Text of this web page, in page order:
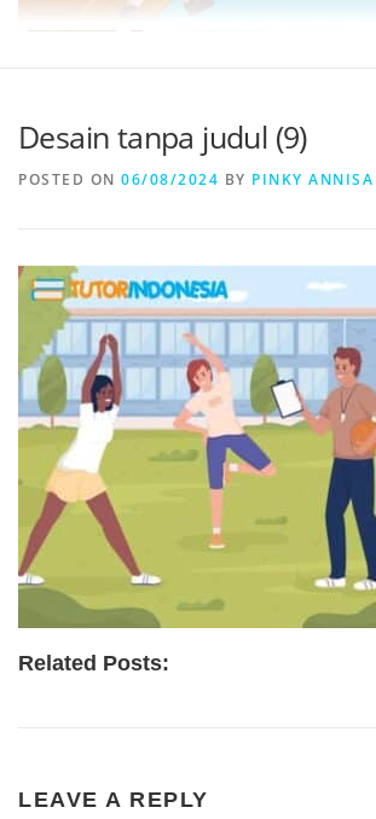
Desain tanpa judul (9)
POSTED ON 06/08/2024 BY PINKY ANNISA
Related Posts:
LEAVE A REPLY